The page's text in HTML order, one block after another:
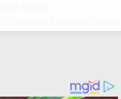
ywNqDUcRx/N/j/A/